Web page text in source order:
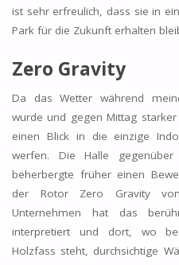
ist sehr erfreulich, dass sie in
Park für die Zukunft erhalten
Zero Gravity
Da das Wetter während
wurde und gegen Mittag
einen Blick in die einzige
werfen. Die Halle gegenüber
beherbergte früher einen
der Rotor Zero Gravity
Unternehmen hat das
interpretiert und dort, wo
Holzfass steht, durchsichtige